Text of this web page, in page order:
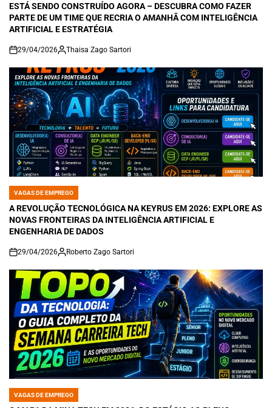
ESTÁ SENDO CONSTRUÍDO AGORA – DESCUBRA COMO FAZER
PARTE DE UM TIME QUE RECRIA O AMANHÃ COM INTELIGÊNCIA
ARTIFICIAL E ESTRATÉGIA
on
29/04/2026 Thaisa Zago Sartori
POSTED
IN
VAGAS DE EMPREGO
A REVOLUÇÃO TECNOLÓGICA NA KEYRUS EM 2026: EXPLORE AS
NOVAS FRONTEIRAS DA INTELIGÊNCIA ARTIFICIAL E
ENGENHARIA DE DADOS
on
29/04/2026 Roberto Zago Sartori
POSTED
VAGAS DE EMPREGO